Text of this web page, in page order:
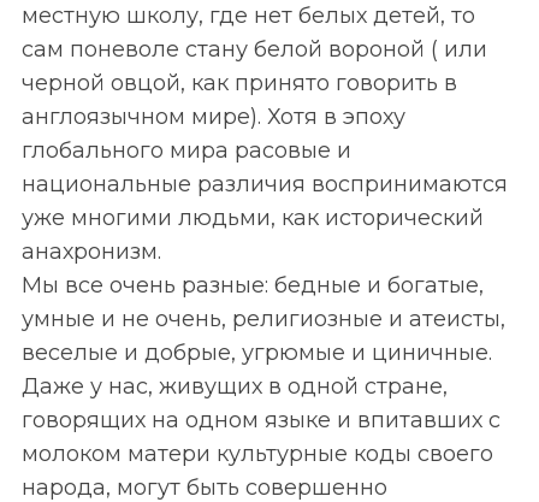
местную школу, где нет белых детей, то
сам поневоле стану белой вороной ( или
черной овцой, как принято говорить в
англоязычном мире). Хотя в эпоху
глобального мира расовые и
национальные различия воспринимаются
уже многими людьми, как исторический
анахронизм.
Мы все очень разные: бедные и богатые,
умные и не очень, религиозные и атеисты,
веселые и добрые, угрюмые и циничные.
Даже у нас, живущих в одной стране,
говорящих на одном языке и впитавших с
молоком матери культурные коды своего
народа, могут быть совершенно